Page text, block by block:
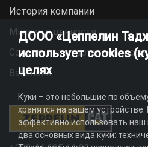
История компании
Миссия и ценности
Социальная ответственность
Вакансии
ДООО «Цеппелин
использует cookies
целях
Куки – это небольшие по
хранятся на вашем
эффективно использовать
два основных вида куки: